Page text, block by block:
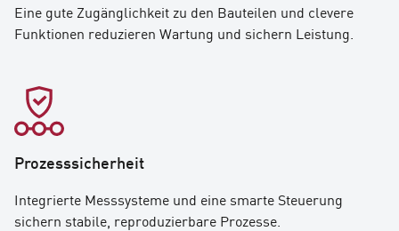
Eine gute Zugänglichkeit zu den Bauteilen und clevere
Funktionen reduzieren Wartung und sichern Leistung.
Prozesssicherheit
Integrierte Messsysteme und eine smarte Steuerung
sichern stabile, reproduzierbare Prozesse.